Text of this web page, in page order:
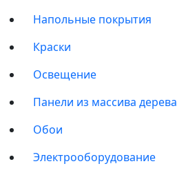
Напольные покрытия
Краски
Освещение
Панели из массива дерева
Обои
Электрооборудование